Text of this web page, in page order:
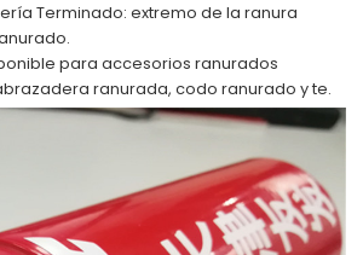
Terminado: extremo de la ranura
para accesorios ranurados
ranurada, codo ranurado y te.